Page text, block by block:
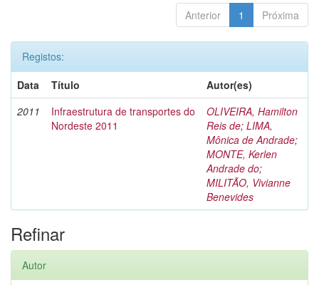
Anterior 1 Próxima
Registos:
Data
Título
Autor(es)
2011
Infraestrutura de transportes do
Nordeste 2011
OLIVEIRA, Hamilton
Reis de; LIMA,
Mônica de Andrade;
MONTE, Kerlen
Andrade do;
MILITÃO, Vivianne
Benevides
Refinar
Autor